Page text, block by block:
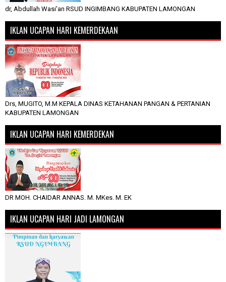
dr, Abdullah Wasi'an RSUD INGIMBANG KABUPATEN LAMONGAN
IKLAN UCAPAN HARI KEMERDEKAAN
Drs, MUGITO, M.M KEPALA DINAS KETAHANAN PANGAN & PERTANIAN
KABUPATEN LAMONGAN
IKLAN UCAPAN HARI KEMERDEKAN
DR MOH. CHAIDAR ANNAS. M. MKes. M. EK
IKLAN UCAPAN HARI JADI LAMONGAN